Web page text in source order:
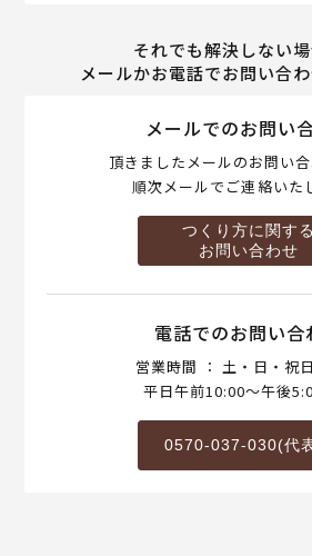
それでも解決しない場
メールかお電話でお問い合わ
メールでのお問い
頂きましたメールのお問い合
順次メールでご連絡いた
つくり方に関する
お問い合わせ
電話でのお問い合
営業時間 ： 土・日・祝
平日午前10:00～午後
0570-037-030(代表